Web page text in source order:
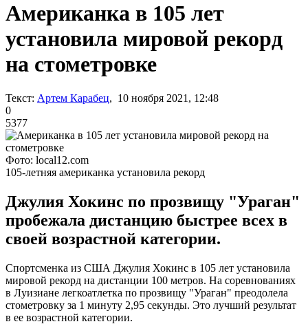
Американка в 105 лет
установила мировой рекорд
на стометровке
Текст: Артем Карабец, 10 ноября 2021, 12:48
0
5377
Фото: local12.com
105-летняя американка установила рекорд
Джулия Хокинс по прозвищу "Ураган"
пробежала дистанцию быстрее всех в
своей возрастной категории.
Спортсменка из США Джулия Хокинс в 105 лет установила
мировой рекорд на дистанции 100 метров. На соревнованиях
в Луизиане легкоатлетка по прозвищу "Ураган" преодолела
стометровку за 1 минуту 2,95 секунды. Это лучший результат
в ее возрастной категории.